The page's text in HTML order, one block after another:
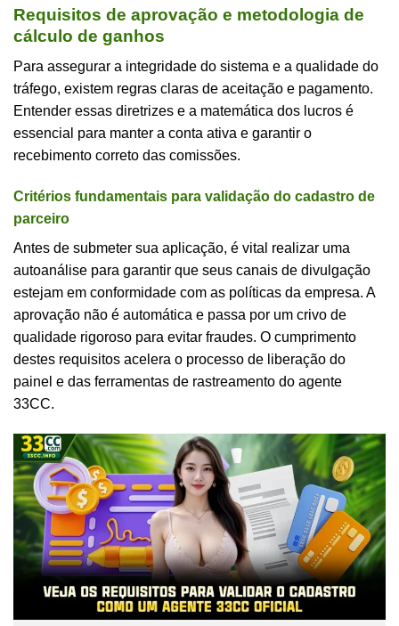
Requisitos de aprovação e metodologia de
cálculo de ganhos
Para assegurar a integridade do sistema e a qualidade do
tráfego, existem regras claras de aceitação e pagamento.
Entender essas diretrizes e a matemática dos lucros é
essencial para manter a conta ativa e garantir o
recebimento correto das comissões.
Critérios fundamentais para validação do cadastro de
parceiro
Antes de submeter sua aplicação, é vital realizar uma
autoanálise para garantir que seus canais de divulgação
estejam em conformidade com as políticas da empresa. A
aprovação não é automática e passa por um crivo de
qualidade rigoroso para evitar fraudes. O cumprimento
destes requisitos acelera o processo de liberação do
painel e das ferramentas de rastreamento do agente
33CC.